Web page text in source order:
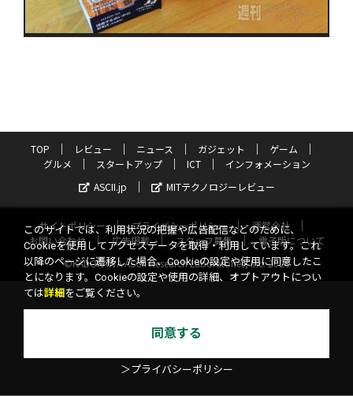
TOP レビュー ニュース ガジェット
ゲーム
グルメ
スタートアップ ICT
インフォメーション
ASCII.jp
MITテクノロジーレビュー
サイトポリシー プライバシーポリシー
運営会社
お問い合わせ
広告掲載 スタッフ募集
電子版について
©KADOKAWA ASCII Research Laboratories, Inc. 2026
このサイトでは、利用状況の把握や広告配信などのために、
Cookieを使用してアクセスデータを取得・利用しています。これ
以降のページに遷移した場合、Cookieの設定や使用に同意したこ
とになります。Cookieの設定や使用の詳細、オプトアウトについ
ては詳細 をご覧ください。
同意する
＞プライバシーポリシー